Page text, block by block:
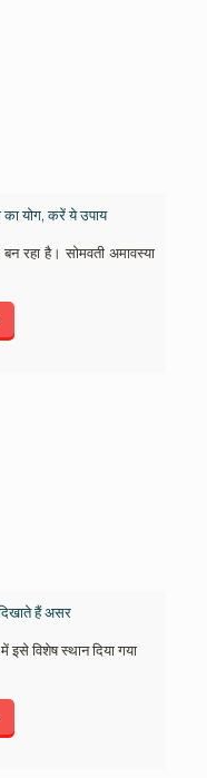
का योग, करें ये उपाय
रहा है। सोमवती अमावस्या
हैं असर
विशेष स्थान दिया गया